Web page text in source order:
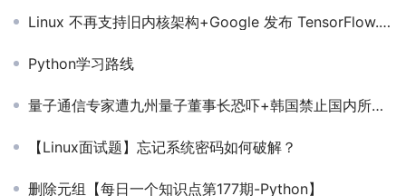
Linux 不再支持旧内核架构+Google 发布 TensorFlow.js【马哥教育早报-232期】
Python学习路线
量子通信专家遭九州量子董事长恐吓+韩国禁止国内所有形式ICO【马哥教育早报-118期】
【Linux面试题】忘记系统密码如何破解？
删除元组【每日一个知识点第177期-Python】